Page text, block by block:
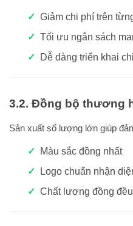
Giảm chi phí trên
Tối ưu ngân sách
Dễ dàng triển khai
3.2. Đồng bộ thương
Sản xuất số lượng lớn giúp
Màu sắc đồng nhất
Logo chuẩn nhận
Chất lượng đồng đều